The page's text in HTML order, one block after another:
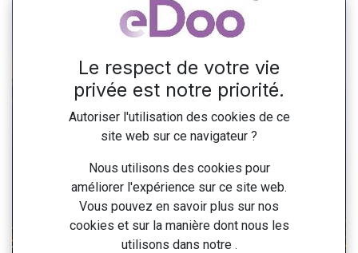
Le respect de votre vie
privée est notre priorité.
Autoriser l'utilisation des cookies de ce
site web sur ce navigateur ?
Nous utilisons des cookies pour
améliorer l'expérience sur ce site web.
Vous pouvez en savoir plus sur nos
cookies et sur la manière dont nous les
utilisons dans notre .